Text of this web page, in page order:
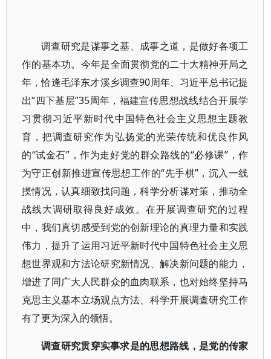
调查研究是谋事之基、成事之道，是做好各项工
作的基本功。今年是全面贯彻党的二十大精神开局之
年，恰逢毛泽东才溪乡调查90周年、习近平总书记提
出“四下基层”35周年，福建宣传思想战线结合开展学
习贯彻习近平新时代中国特色社会主义思想主题教
育，把调查研究作为弘扬党的光荣传统和优良作风
的“试金石”，作为走好党的群众路线的“必修课”，作
为守正创新推进宣传思想工作的“先手棋”，沉入一线
摸情况，认真细致找问题，科学分析谋对策，推动全
战线大调研取得良好成效。在开展调查研究的过程
中，我们真切感受到党的创新理论的真理力量和实践
伟力，提升了运用习近平新时代中国特色社会主义思
想世界观和方法论研究新情况、解决新问题的能力，
增进了同广大人民群众的血肉联系，也对始终坚持马
克思主义基本立场观点方法、科学开展调查研究工作
有了更为深入的领悟。
调查研究贯穿实事求是的思想路线，是党的传家